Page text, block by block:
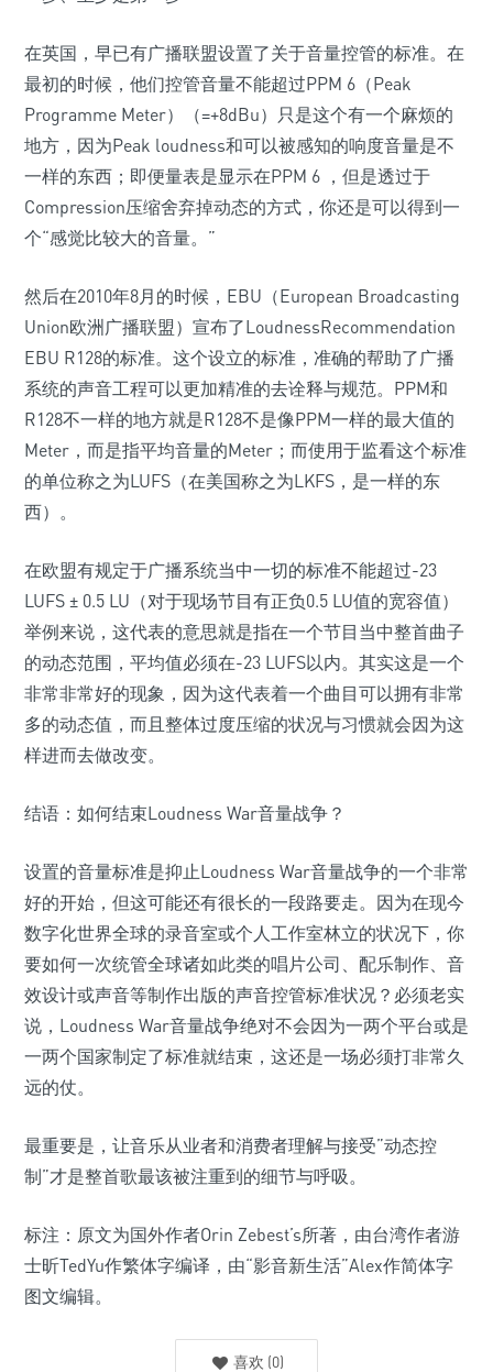
在英国，早已有广播联盟设置了关于音量控管的标准。在
最初的时候，他们控管音量不能超过PPM 6（Peak
Programme Meter）（=+8dBu）只是这个有一个麻烦的
地方，因为Peak loudness和可以被感知的响度音量是不
一样的东西；即便量表是显示在PPM 6 ，但是透过于
Compression压缩舍弃掉动态的方式，你还是可以得到一
个“感觉比较大的音量。”
然后在2010年8月的时候，EBU（European Broadcasting
Union欧洲广播联盟）宣布了LoudnessRecommendation
EBU R128的标准。这个设立的标准，准确的帮助了广播
系统的声音工程可以更加精准的去诠释与规范。PPM和
R128不一样的地方就是R128不是像PPM一样的最大值的
Meter，而是指平均音量的Meter；而使用于监看这个标准
的单位称之为LUFS（在美国称之为LKFS，是一样的东
西）。
在欧盟有规定于广播系统当中一切的标准不能超过-23
LUFS ± 0.5 LU（对于现场节目有正负0.5 LU值的宽容值）
举例来说，这代表的意思就是指在一个节目当中整首曲子
的动态范围，平均值必须在-23 LUFS以内。其实这是一个
非常非常好的现象，因为这代表着一个曲目可以拥有非常
多的动态值，而且整体过度压缩的状况与习惯就会因为这
样进而去做改变。
结语：如何结束Loudness War音量战争？
设置的音量标准是抑止Loudness War音量战争的一个非常
好的开始，但这可能还有很长的一段路要走。因为在现今
数字化世界全球的录音室或个人工作室林立的状况下，你
要如何一次统管全球诸如此类的唱片公司、配乐制作、音
效设计或声音等制作出版的声音控管标准状况？必须老实
说，Loudness War音量战争绝对不会因为一两个平台或是
一两个国家制定了标准就结束，这还是一场必须打非常久
远的仗。
最重要是，让音乐从业者和消费者理解与接受”动态控
制”才是整首歌最该被注重到的细节与呼吸。
标注：原文为国外作者Orin Zebest’s所著，由台湾作者游
士昕TedYu作繁体字编译，由“影音新生活”Alex作简体字
图文编辑。
喜欢 (0)